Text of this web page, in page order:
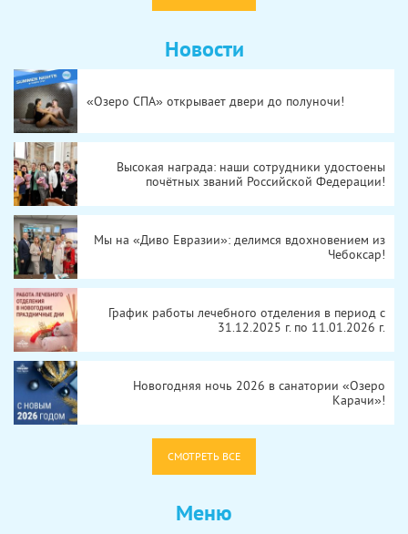
Новости
«Озеро СПА» открывает двери до полуночи!
Высокая награда: наши сотрудники удостоены
почётных званий Российской Федерации!
Мы на «Диво Евразии»: делимся вдохновением из
Чебоксар!
График работы лечебного отделения в период с
31.12.2025 г. по 11.01.2026 г.
Новогодняя ночь 2026 в санатории «Озеро
Карачи»!
СМОТРЕТЬ ВСЕ
Меню